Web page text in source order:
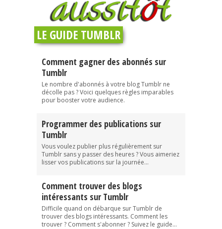
LE GUIDE TUMBLR
Comment gagner des abonnés sur
Tumblr
Le nombre d'abonnés à votre blog Tumblr ne
décolle pas ? Voici quelques règles imparables
pour booster votre audience.
Programmer des publications sur
Tumblr
Vous voulez publier plus régulièrement sur
Tumblr sans y passer des heures ? Vous aimeriez
lisser vos publications sur la journée...
Comment trouver des blogs
intéressants sur Tumblr
Difficile quand on débarque sur Tumblr de
trouver des blogs intéressants. Comment les
trouver ? Comment s'abonner ? Suivez le guide...